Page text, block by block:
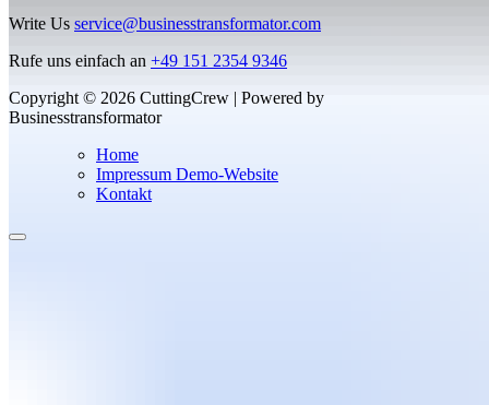
Write Us service@businesstransformator.com
Rufe uns einfach an +49 151 2354 9346
Copyright © 2026 CuttingCrew | Powered by
Businesstransformator
Home
Impressum Demo-Website
Kontakt